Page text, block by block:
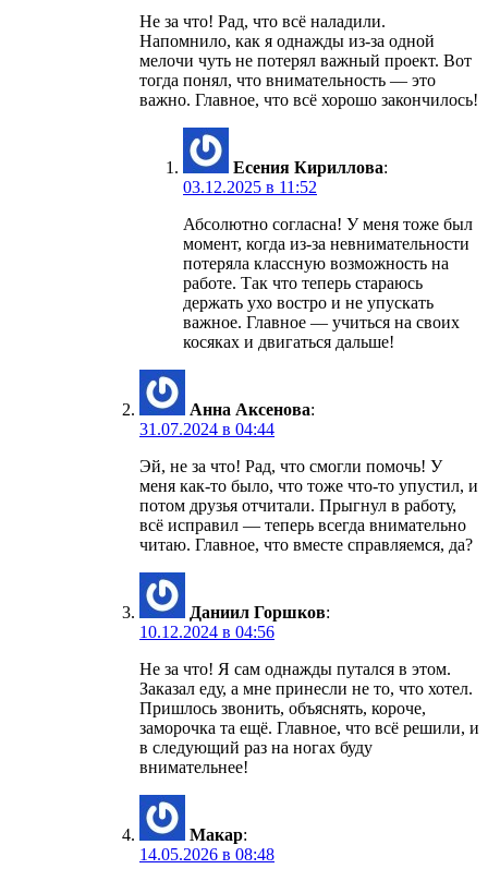
Не за что! Рад, что всё наладили.
Напомнило, как я однажды из-за одной
мелочи чуть не потерял важный проект. Вот
тогда понял, что внимательность — это
важно. Главное, что всё хорошо закончилось!
Есения Кириллова:
03.12.2025 в 11:52
Абсолютно согласна! У меня тоже был
момент, когда из-за невнимательности
потеряла классную возможность на
работе. Так что теперь стараюсь
держать ухо востро и не упускать
важное. Главное — учиться на своих
косяках и двигаться дальше!
Анна Аксенова:
31.07.2024 в 04:44
Эй, не за что! Рад, что смогли помочь! У
меня как-то было, что тоже что-то упустил, и
потом друзья отчитали. Прыгнул в работу,
всё исправил — теперь всегда внимательно
читаю. Главное, что вместе справляемся, да?
Даниил Горшков:
10.12.2024 в 04:56
Не за что! Я сам однажды путался в этом.
Заказал еду, а мне принесли не то, что хотел.
Пришлось звонить, объяснять, короче,
заморочка та ещё. Главное, что всё решили, и
в следующий раз на ногах буду
внимательнее!
Макар:
14.05.2026 в 08:48